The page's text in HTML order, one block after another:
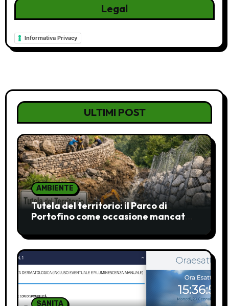
Legal
Informativa Privacy
ULTIMI POST
AMBIENTE
Tutela del territorio: il Parco di
Portofino come occasione mancata
SANITA